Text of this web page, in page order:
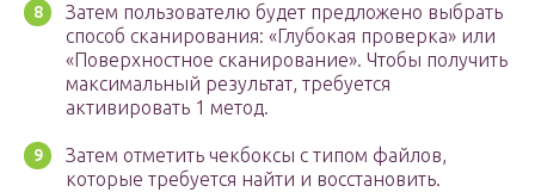
Затем пользователю будет предложено выбрать
способ сканирования: «Глубокая проверка» или
«Поверхностное сканирование». Чтобы получить
максимальный результат, требуется
активировать 1 метод.
Затем отметить чекбоксы с типом файлов,
которые требуется найти и восстановить.